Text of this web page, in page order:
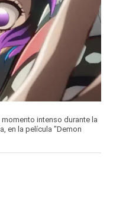
intenso durante la
en la película "Demon